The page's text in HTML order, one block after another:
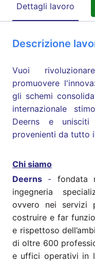
Dettagli lavoro
Descrizione
Vuoi
promuovere
gli schemi
internazionale
Deerns e
provenienti da tutto
Chi siamo
Deerns - fondata
ingegneria
ovvero nei servizi
costruire e far
e rispettoso
di oltre 600
e uffici operativi in